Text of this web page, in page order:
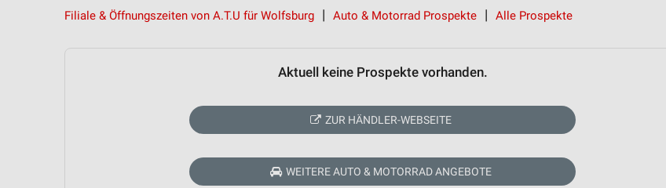
Filiale & Öffnungszeiten von A.T.U für Wolfsburg Auto & Motorrad Prospekte Alle Prospekte
Aktuell keine Prospekte vorhanden.
ZUR HÄNDLER-WEBSEITE
WEITERE AUTO & MOTORRAD ANGEBOTE